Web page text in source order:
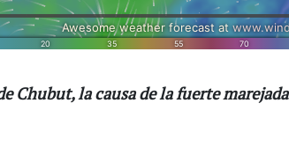
Chubut, la causa de la fuerte marejada